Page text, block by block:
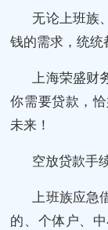
无论上班族
钱的需求，统统
上海荣盛财
你需要贷款，
未来！
空放贷款手
上班族应急
的、个体户、